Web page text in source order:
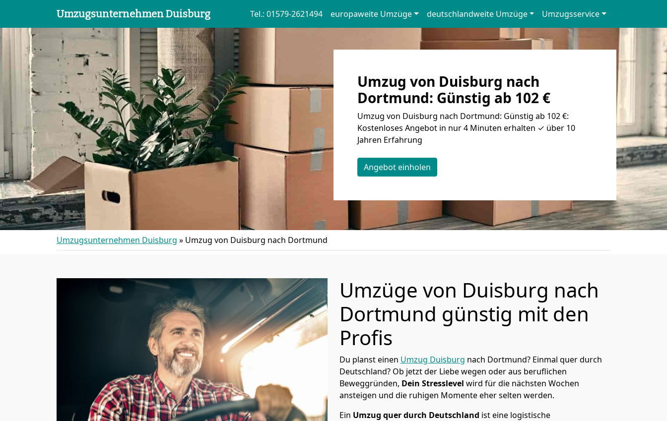
Umzugsunternehmen Duisburg Tel.: 01579-2621494 europaweite Umzüge deutschlandweite Umzüge Umzugsservice
Umzug von Duisburg nach
Dortmund: Günstig ab 102 €
Umzug von Duisburg nach Dortmund: Günstig ab 102 €:
Kostenloses Angebot in nur 4 Minuten erhalten ✓ über 10
Jahren Erfahrung
Angebot einholen
Umzugsunternehmen Duisburg » Umzug von Duisburg nach Dortmund
Umzüge von Duisburg nach
Dortmund günstig mit den
Profis
Du planst einen Umzug Duisburg nach Dortmund? Einmal quer durch
Deutschland? Ob jetzt der Liebe wegen oder aus beruflichen
Beweggründen, Dein Stresslevel wird für die nächsten Wochen
ansteigen und die ruhigen Momente eher selten werden.
Ein Umzug quer durch Deutschland ist eine logistische